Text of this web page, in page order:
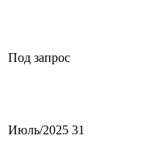
Под запрос
Июль/2025 31